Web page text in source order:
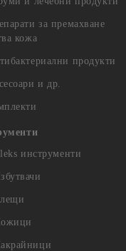
за премахване
кожа
продукти
и др.
инструменти